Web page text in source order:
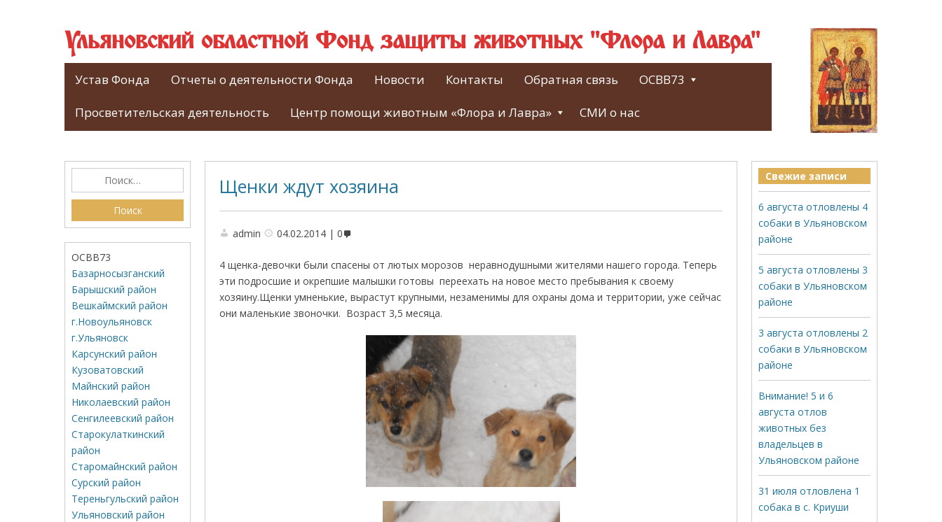
Ульяновский областной Фонд защиты животных "Флора и Лавра"
Устав Фонда Отчеты о деятельности Фонда Новости Контакты Обратная связь ОСВВ73
Просветительская деятельность Центр помощи животным «Флора и Лавра» СМИ о нас
Щенки ждут хозяина
admin 04.02.2014 0
4 щенка-девочки были спасены от лютых морозов неравнодушными жителями нашего города. Теперь
эти подросшие и окрепшие малышки готовы переехать на новое место пребывания к своему
хозяину.Щенки умненькие, вырастут крупными, незаменимы для охраны дома и территории, уже сейчас
они маленькие звоночки. Возраст 3,5 месяца.
ОСВВ73
Базарносызганский
Барышский район
Вешкаймский район
г.Новоульяновск
г.Ульяновск
Карсунский район
Кузоватовский
Майнский район
Николаевский район
Сенгилеевский район
Старокулаткинский
район
Старомайнский район
Сурский район
Тереньгульский район
Ульяновский район
Свежие записи
6 августа отловлены 4
собаки в Ульяновском
районе
5 августа отловлены 3
собаки в Ульяновском
районе
3 августа отловлены 2
собаки в Ульяновском
районе
Внимание! 5 и 6
августа отлов
животных без
владельцев в
Ульяновском районе
31 июля отловлена 1
собака в с. Криуши